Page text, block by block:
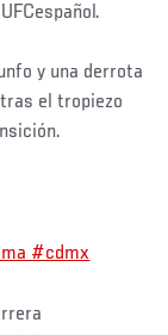
y una derrota
el tropiezo
#cdmx